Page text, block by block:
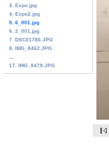
3. Expo.jpg
4. Expo2.jpg
5. 6_001.jpg
6. 2_001.jpg
7. DSC01786.JPG
8. IMG_8462.JPG
17. IMG_8479.JPG